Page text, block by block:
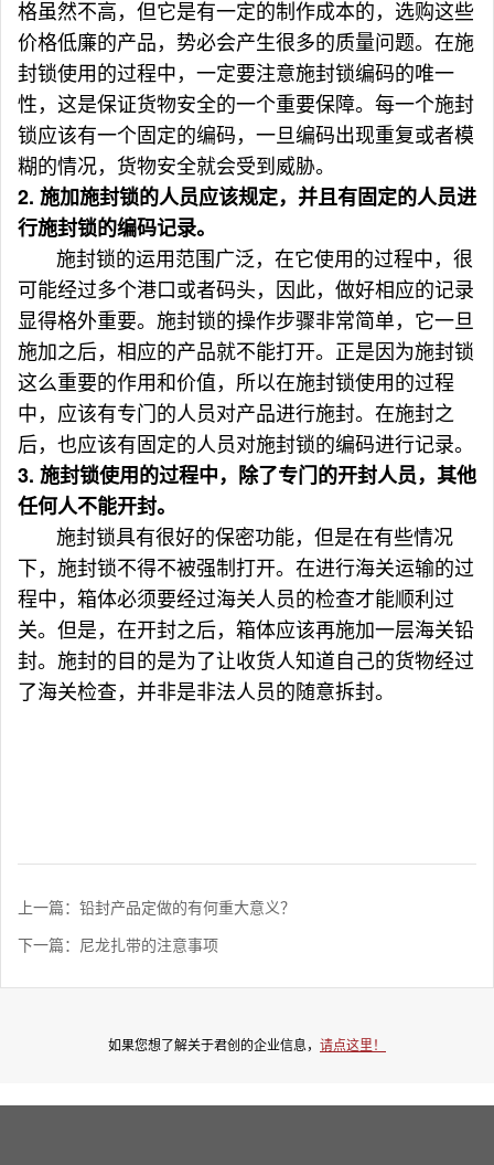
格虽然不高，但它是有一定的制作成本的，选购这些
价格低廉的产品，势必会产生很多的质量问题。在施
封锁使用的过程中，一定要注意施封锁编码的唯一
性，这是保证货物安全的一个重要保障。每一个施封
锁应该有一个固定的编码，一旦编码出现重复或者模
糊的情况，货物安全就会受到威胁。
2. 施加施封锁的人员应该规定，并且有固定的人员进
行施封锁的编码记录。
施封锁的运用范围广泛，在它使用的过程中，很
可能经过多个港口或者码头，因此，做好相应的记录
显得格外重要。施封锁的操作步骤非常简单，它一旦
施加之后，相应的产品就不能打开。正是因为施封锁
这么重要的作用和价值，所以在施封锁使用的过程
中，应该有专门的人员对产品进行施封。在施封之
后，也应该有固定的人员对施封锁的编码进行记录。
3. 施封锁使用的过程中，除了专门的开封人员，其他
任何人不能开封。
施封锁具有很好的保密功能，但是在有些情况
下，施封锁不得不被强制打开。在进行海关运输的过
程中，箱体必须要经过海关人员的检查才能顺利过
关。但是，在开封之后，箱体应该再施加一层海关铅
封。施封的目的是为了让收货人知道自己的货物经过
了海关检查，并非是非法人员的随意拆封。
上一篇：铅封产品定做的有何重大意义？
下一篇：尼龙扎带的注意事项
如果您想了解关于君创的企业信息， 请点这里！